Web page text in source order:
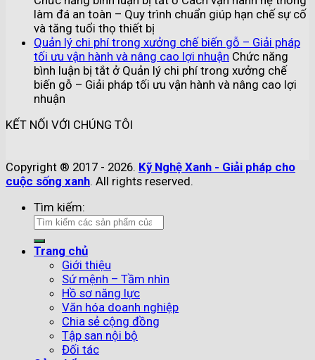
làm đá an toàn – Quy trình chuẩn giúp hạn chế sự cố
và tăng tuổi thọ thiết bị
Quản lý chi phí trong xưởng chế biến gỗ – Giải pháp
tối ưu vận hành và nâng cao lợi nhuận Chức năng
bình luận bị tắt ở Quản lý chi phí trong xưởng chế
biến gỗ – Giải pháp tối ưu vận hành và nâng cao lợi
nhuận
KẾT NỐI VỚI CHÚNG TÔI
Copyright ® 2017 - 2026. Kỹ Nghệ Xanh - Giải pháp cho
cuộc sống xanh. All rights reserved.
Tìm kiếm:
Trang chủ
Giới thiệu
Sứ mệnh – Tầm nhìn
Hồ sơ năng lực
Văn hóa doanh nghiệp
Chia sẻ cộng đồng
Tập san nội bộ
Đối tác